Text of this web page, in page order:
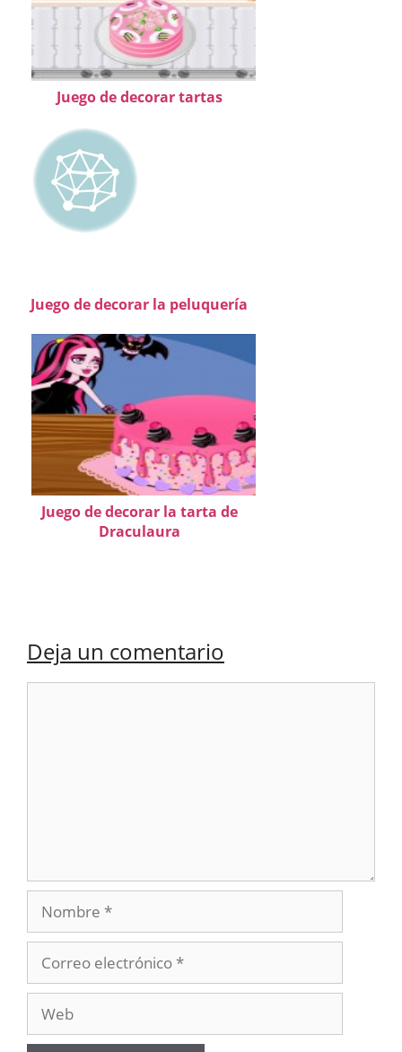
Juego de decorar tartas
Juego de decorar la peluquería
Juego de decorar la tarta de
Draculaura
Deja un comentario
Nombre
electrónico